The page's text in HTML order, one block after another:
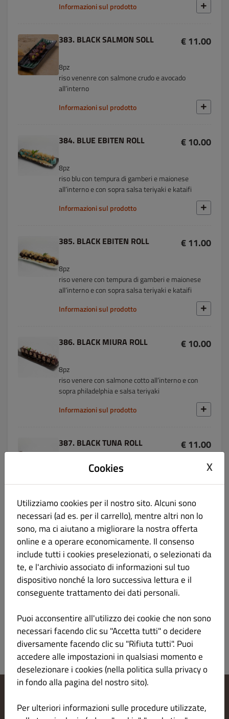
Informazioni sul prodotto
383. BLACK SALMON SOLL € 11.00
8pz
riso venenre con salmone crudo e avocado
all’interno
Informazioni sul prodotto
384. BLUE EBITEN ROLL € 10.00
8pz
riso blu con tempura di gamberi e maionese
all’interno e con sopra salsa teriyaki e kataifi
Informazioni sul prodotto
385. BLACK EBITEN ROLL € 11.00
8pz
riso venere con tempura di gamberi e maionese
all’interno e con sopra salsa teriyaki e kataifi
Informazioni sul prodotto
386. BLACK MIURA ROLL € 10.00
8pz
riso venere con salmone cotto all’interno e con
sopra philadelphia e salsa teriyaki
Informazioni sul prodotto
387. BLACK TUNA ROLL € 11.00
Informazioni sul prodotto
388. BLACK DRAGON ROLL € 12.00
8pz
riso venere con tempura di gamberi e maionese
all’interno e con sopra affettati di avocado, granelle
di pistacchio e salsa teriyaki
Modifica le impostazioni dei cookie
Contattaci
Cookies X
Utilizziamo cookies per il nostro sito. Alcuni sono
necessari (ad es. per il carrello), mentre altri non lo
sono, ma ci aiutano a migliorare la nostra offerta
online e a operare economicamente. Il consenso
include tutti i cookies preselezionati, o selezionati da
te, e l'archivio associato di informazioni sul tuo
dispositivo nonché la loro successiva lettura e il
conseguente trattamento dei dati personali.
Puoi acconsentire all'utilizzo dei cookie che non sono
necessari facendo clic su "Accetta tutti" o decidere
diversamente facendo clic su "Rifiuta tutti". Puoi
accedere alle impostazioni in qualsiasi momento e
deselezionare i cookies (nella politica sulla privacy o
in fondo alla pagina del nostro sito).
Per ulteriori informazioni sulle procedure utilizzate,